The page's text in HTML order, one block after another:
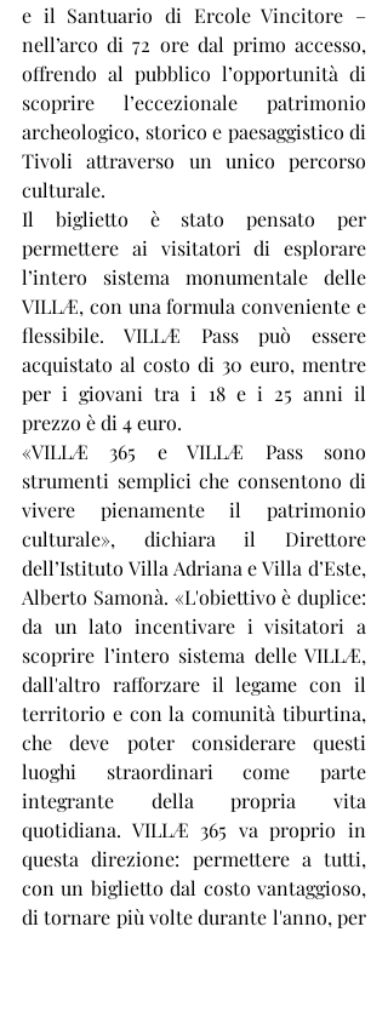
e il Santuario di Ercole Vincitore –
nell’arco di 72 ore dal primo accesso,
offrendo al pubblico l’opportunità di
scoprire l’eccezionale patrimonio
archeologico, storico e paesaggistico di
Tivoli attraverso un unico percorso
culturale.
Il biglietto è stato pensato per
permettere ai visitatori di esplorare
l’intero sistema monumentale delle
VILLÆ, con una formula conveniente e
flessibile. VILLÆ Pass può essere
acquistato al costo di 30 euro, mentre
per i giovani tra i 18 e i 25 anni il
prezzo è di 4 euro.
«VILLÆ 365 e VILLÆ Pass sono
strumenti semplici che consentono di
vivere pienamente il patrimonio
culturale», dichiara il Direttore
dell’Istituto Villa Adriana e Villa d’Este,
Alberto Samonà. «L'obiettivo è duplice:
da un lato incentivare i visitatori a
scoprire l’intero sistema delle VILLÆ,
dall'altro rafforzare il legame con il
territorio e con la comunità tiburtina,
che deve poter considerare questi
luoghi straordinari come parte
integrante della propria vita
quotidiana. VILLÆ 365 va proprio in
questa direzione: permettere a tutti,
con un biglietto dal costo vantaggioso,
di tornare più volte durante l'anno, per